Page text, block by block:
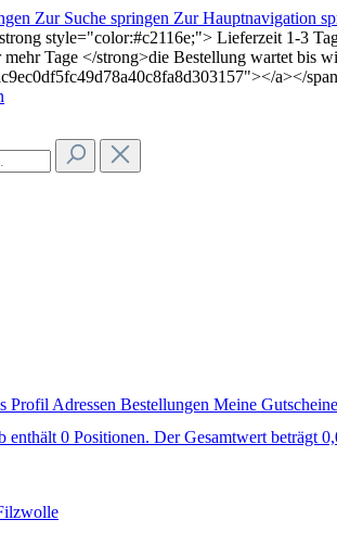
Zur Suche springen Zur Hauptnavigation
style="color:#c2116e;"> Lieferzeit 1-3
mehr Tage </strong>die Bestellung wartet bis
a></
Profil Adressen Bestellungen Meine Gutscheine
enthält 0 Positionen. Der Gesamtwert beträgt